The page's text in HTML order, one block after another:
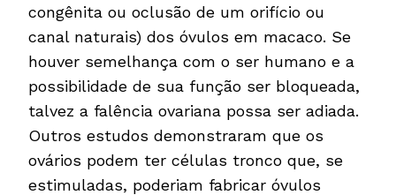
congênita ou oclusão de um orifício ou
canal naturais) dos óvulos em macaco. Se
houver semelhança com o ser humano e a
possibilidade de sua função ser bloqueada,
talvez a falência ovariana possa ser adiada.
Outros estudos demonstraram que os
ovários podem ter células tronco que, se
estimuladas, poderiam fabricar óvulos